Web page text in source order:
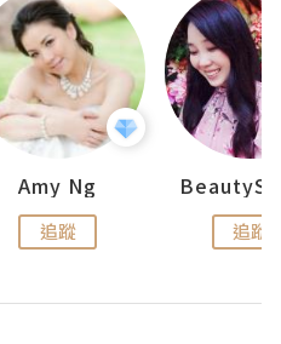
Amy Ng
追蹤 追蹤